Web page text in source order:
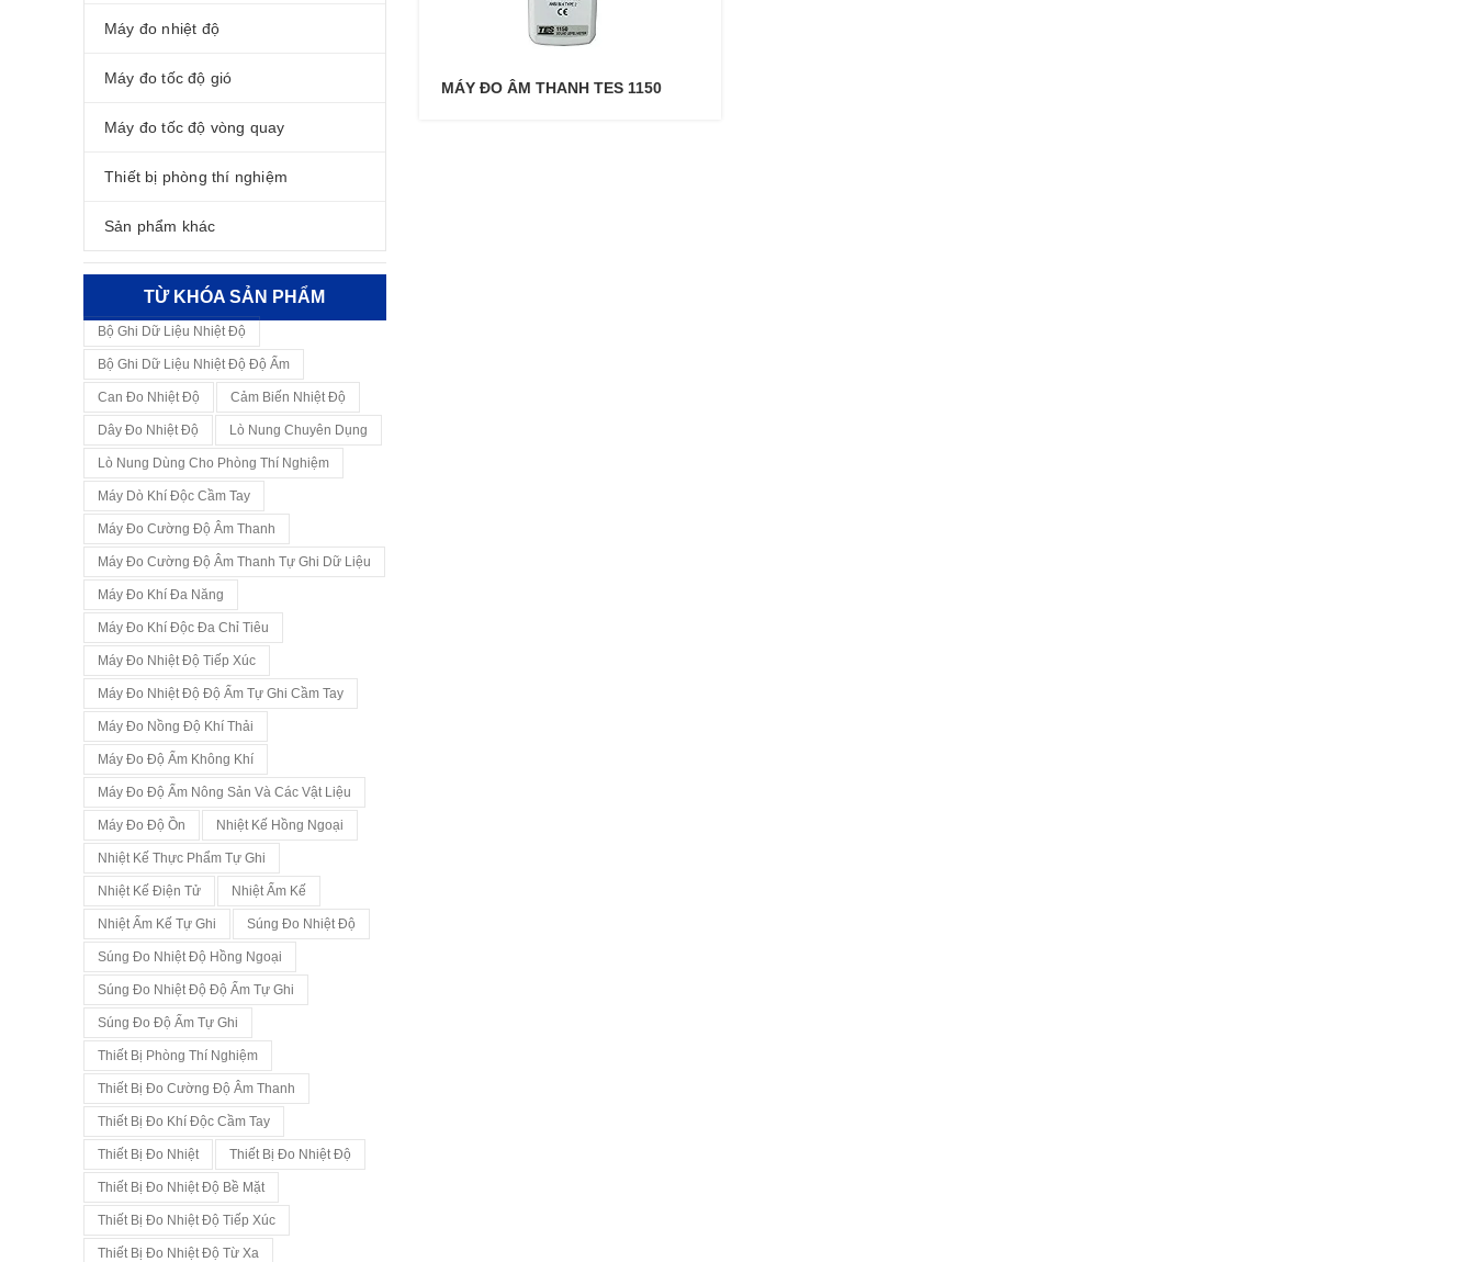
MÁY ĐO ÂM THANH TES 1150
Máy đo nhiệt độ
Máy đo tốc độ gió
Máy đo tốc độ vòng quay
Thiết bị phòng thí nghiệm
Sản phẩm khác
TỪ KHÓA SẢN PHẨM
Bộ Ghi Dữ Liệu Nhiệt Độ
Bộ Ghi Dữ Liệu Nhiệt Độ Độ Ẩm
Can Đo Nhiệt Độ Cảm Biến Nhiệt Độ
Dây Đo Nhiệt Độ Lò Nung Chuyên Dụng
Lò Nung Dùng Cho Phòng Thí Nghiệm
Máy Dò Khí Độc Cầm Tay
Máy Đo Cường Độ Âm Thanh
Máy Đo Cường Độ Âm Thanh Tự Ghi Dữ Liệu
Máy Đo Khí Đa Năng
Máy Đo Khí Độc Đa Chỉ Tiêu
Máy Đo Nhiệt Độ Tiếp Xúc
Máy Đo Nhiệt Độ Độ Ẩm Tự Ghi Cầm Tay
Máy Đo Nồng Độ Khí Thải
Máy Đo Độ Ẩm Không Khí
Máy Đo Độ Ẩm Nông Sản Và Các Vật Liệu
Máy Đo Độ Ồn Nhiệt Kế Hồng Ngoại
Nhiệt Kế Thực Phẩm Tự Ghi
Nhiệt Kế Điện Tử Nhiệt Ẩm Kế
Nhiệt Ẩm Kế Tự Ghi Súng Đo Nhiệt Độ
Súng Đo Nhiệt Độ Hồng Ngoại
Súng Đo Nhiệt Độ Độ Ẩm Tự Ghi
Súng Đo Độ Ẩm Tự Ghi
Thiết Bị Phòng Thí Nghiệm
Thiết Bị Đo Cường Độ Âm Thanh
Thiết Bị Đo Khí Độc Cầm Tay
Thiết Bị Đo Nhiệt Thiết Bị Đo Nhiệt Độ
Thiết Bị Đo Nhiệt Độ Bề Mặt
Thiết Bị Đo Nhiệt Độ Tiếp Xúc
Thiết Bị Đo Nhiệt Độ Từ Xa